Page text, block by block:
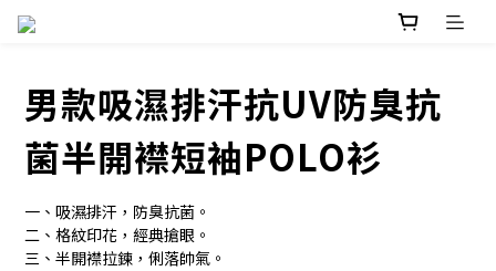
男款吸濕排汗抗UV防臭抗
菌半開襟短袖POLO衫
一、吸濕排汗，防臭抗菌。
二、格紋印花，經典搶眼。
三、半開襟拉鍊，俐落帥氣。